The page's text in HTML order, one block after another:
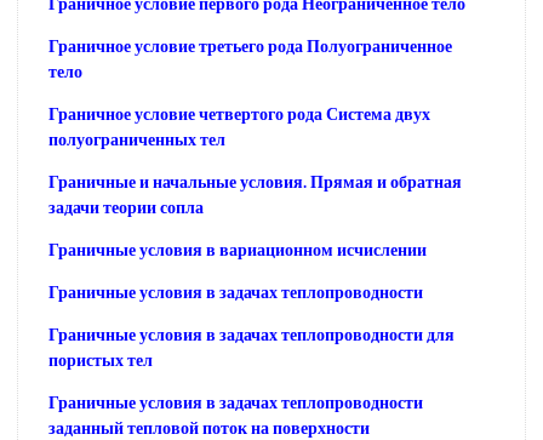
Граничное условие третьего рода Полуограниченное
тело
Граничное условие четвертого рода Система двух
полуограниченных тел
Граничные и начальные условия. Прямая и обратная
задачи теории сопла
Граничные условия в вариационном исчислении
Граничные условия в задачах теплопроводности
Граничные условия в задачах теплопроводности для
пористых тел
Граничные условия в задачах теплопроводности
заданный тепловой поток на поверхности